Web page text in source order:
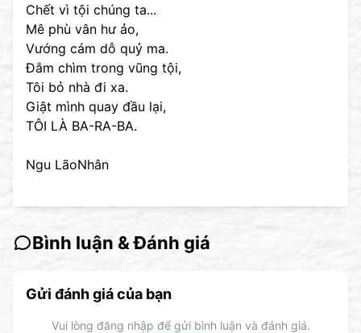
Chết vì tội chúng ta...
Mê phù vân hư ảo,
Vướng cám dỗ quỷ ma.
Đắm chìm trong vũng tội,
Tôi bỏ nhà đi xa.
Giật mình quay đầu lại,
TÔI LÀ BA-RA-BA.
Ngu LãoNhân
Bình luận & Đánh giá
Gửi đánh giá của bạn
Vui lòng đăng nhập để gửi bình luận và đánh giá.